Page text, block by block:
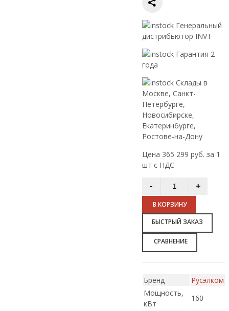
Генеральный
дистрибьютор INVT
Гарантия 2
года
Склады в
Москве, Санкт-
Петербурге,
Новосибирске,
Екатеринбурге,
Ростове-на-Дону
Цена 365 299 руб. за 1
шт с НДС
В КОРЗИНУ
БЫСТРЫЙ ЗАКАЗ
СРАВНЕНИЕ
Бренд
Русэлком
Мощность,
кВт
160